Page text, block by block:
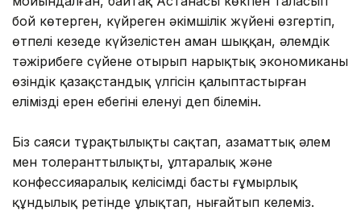
бой көтерген, күйреген әкімшілік жүйені өзгертіп,
өтпелі кезеңде күйзелістен аман шыққан, әлемдік
тәжірибеге сүйене отырып нарықтық экономиканың
өзіндік қазақстандық үлгісін қалыптастырған
еліміздің ерен еңбегінің еленуі деп білемін.
Біз саяси тұрақтылықты сақтап, азаматтық әлем
мен толеранттылықты, ұлтаралық және
конфессияаралық келісімді басты ғұмырлық
құндылық ретінде ұлықтап, нығайтып келеміз.